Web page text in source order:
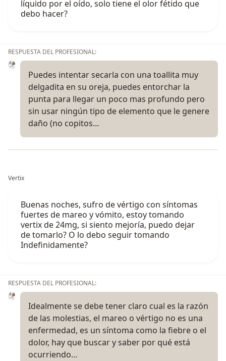
líquido por el oído, solo tiene el olor fétido que
debo hacer?
RESPUESTA DEL PROFESIONAL:
Puedes intentar secarla con una toallita muy
delgadita en su oreja, puedes entorchar la
punta para llegar un poco mas profundo pero
sin usar ningún tipo de elemento que le genere
daño (no copitos…
Vertix
Buenas noches, sufro de vértigo con síntomas
fuertes de mareo y vómito, estoy tomando
vertix de 24mg, si siento mejoría, puedo dejar
de tomarlo? O lo debo seguir tomando
Indefinidamente?
RESPUESTA DEL PROFESIONAL:
Idealmente se debe tener claro cual es la razón
de las molestias, el mareo o vértigo no es una
enfermedad, es un síntoma como la fiebre o el
dolor, hay que buscar y saber por qué está
ocurriendo…